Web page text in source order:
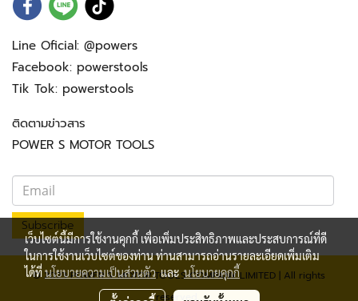
Line Oficial: @powers
Facebook: powerstools
Tik Tok: powerstools
ติดตามข่าวสาร
POWER S MOTOR TOOLS
Subscribe
© 2023 POWER S. MOTOR TOOLS COMPANY LIMITED | All rights
reserved.
เว็บไซต์นี้มีการใช้งานคุกกี้ เพื่อเพิ่มประสิทธิภาพและประสบการณ์ที่ดี
ในการใช้งานเว็บไซต์ของท่าน ท่านสามารถอ่านรายละเอียดเพิ่มเติม
ได้ที่นโยบายความเป็นส่วนตัวและนโยบายคุกกี้